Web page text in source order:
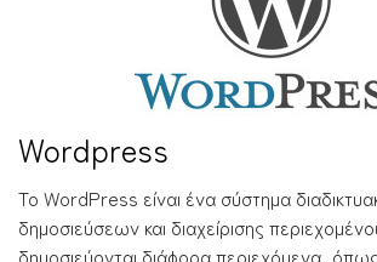
Wordpress
Το WordPress είναι ένα σύστημα
δημοσιεύσεων και διαχείρισης
δημοσιεύονται διάφορα περιεχόμενα,